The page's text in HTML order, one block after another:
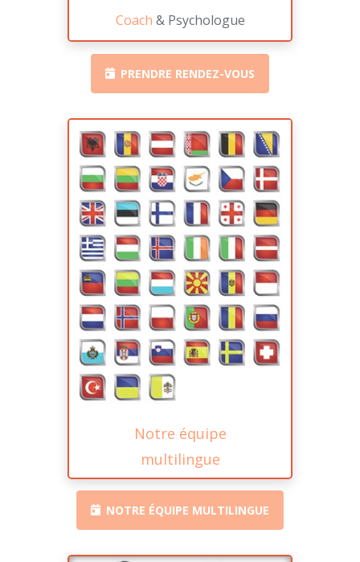
Coach & Psychologue
PRENDRE RENDEZ-VOUS
Notre équipe
multilingue
NOTRE ÉQUIPE MULTILINGUE